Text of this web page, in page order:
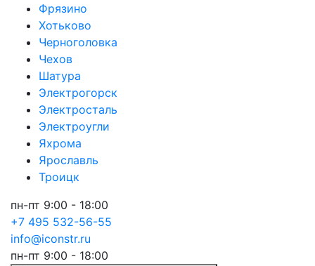
Фрязино
Хотьково
Черноголовка
Чехов
Шатура
Электрогорск
Электросталь
Электроугли
Яхрома
Ярославль
Троицк
пн-пт 9:00 - 18:00
+7 495 532-56-55
info@iconstr.ru
пн-пт 9:00 - 18:00